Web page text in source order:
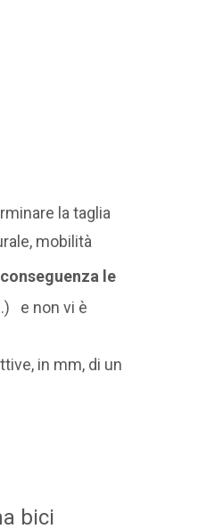
la taglia
mobilità
le
e non vi è
in mm, di un
bici